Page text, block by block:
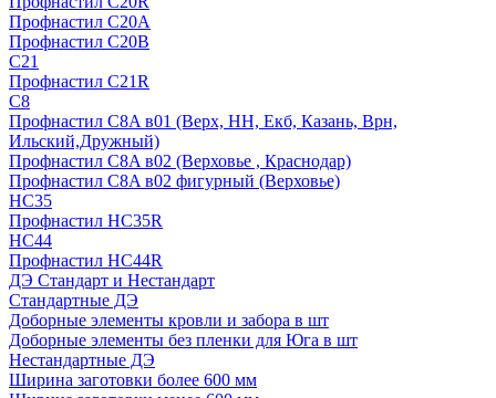
Профнастил С20А
Профнастил С20В
C21
Профнастил С21R
C8
Профнастил С8A в01 (Верх, НН, Екб, Казань, Врн,
Ильский,Дружный)
Профнастил С8A в02 (Верховье , Краснодар)
Профнастил С8A в02 фигурный (Верховье)
HС35
Профнастил HC35R
НС44
Профнастил НС44R
ДЭ Стандарт и Нестандарт
Стандартные ДЭ
Доборные элементы кровли и забора в шт
Доборные элементы без пленки для Юга в шт
Нестандартные ДЭ
Ширина заготовки более 600 мм